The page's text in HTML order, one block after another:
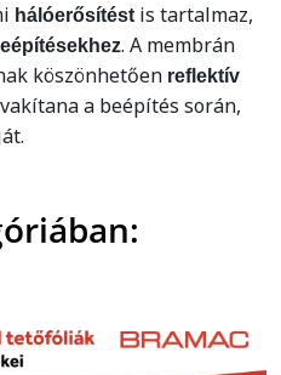
hálóerősítéstis tartalmaz,
. A membrán
köszönhetően reflektív
a beépítés során,